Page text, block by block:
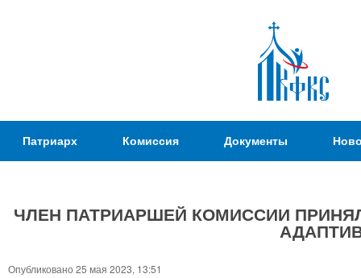
Патриаршая
Комиссия
вопросам
физической
спорта
Патриарх Комиссия Документы
здесь
ЧЛЕН ПАТРИАРШЕЙ КОМИССИИ
Опубликовано 25 мая 2023, 13:51